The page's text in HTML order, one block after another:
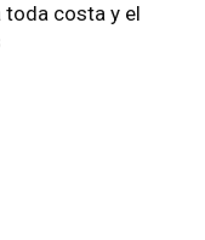
toda costa y el